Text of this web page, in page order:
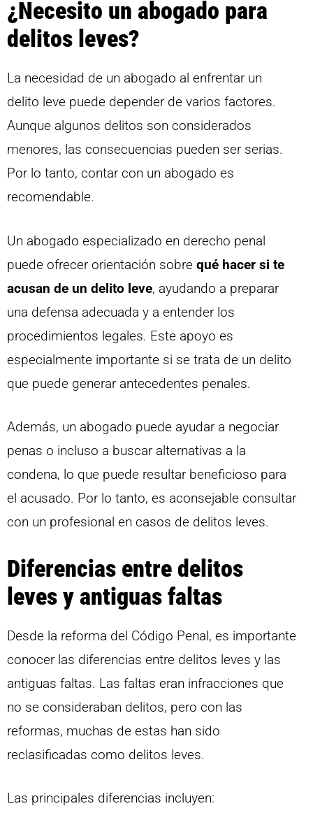
¿Necesito un abogado para
delitos leves?
La necesidad de un abogado al enfrentar un
delito leve puede depender de varios factores.
Aunque algunos delitos son considerados
menores, las consecuencias pueden ser serias.
Por lo tanto, contar con un abogado es
recomendable.
Un abogado especializado en derecho penal
puede ofrecer orientación sobre qué hacer si te
acusan de un delito leve, ayudando a preparar
una defensa adecuada y a entender los
procedimientos legales. Este apoyo es
especialmente importante si se trata de un delito
que puede generar antecedentes penales.
Además, un abogado puede ayudar a negociar
penas o incluso a buscar alternativas a la
condena, lo que puede resultar beneficioso para
el acusado. Por lo tanto, es aconsejable consultar
con un profesional en casos de delitos leves.
Diferencias entre delitos
leves y antiguas faltas
Desde la reforma del Código Penal, es importante
conocer las diferencias entre delitos leves y las
antiguas faltas. Las faltas eran infracciones que
no se consideraban delitos, pero con las
reformas, muchas de estas han sido
reclasificadas como delitos leves.
Las principales diferencias incluyen: